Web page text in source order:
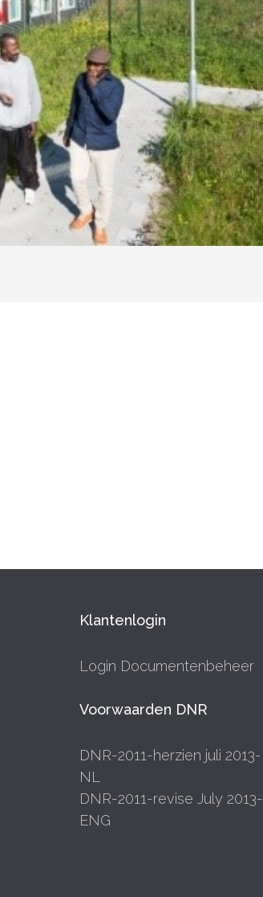
Klantenlogin
Login Documentenbeheer
Voorwaarden DNR
DNR-2011-herzien juli 2013-
NL
DNR-2011-revise July 2013-
ENG